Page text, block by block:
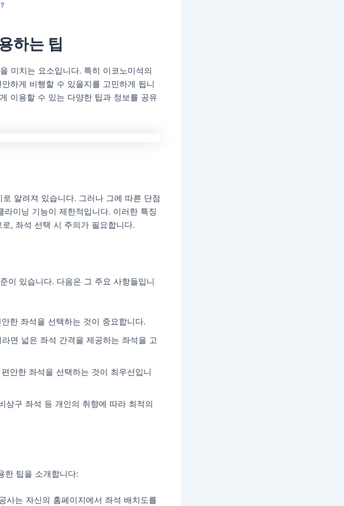
하는 팁
미치는 요소입니다. 특히 이코노미석의
하게 비행할 수 있을지를 고민하게 됩니
이용할 수 있는 다양한 팁과 정보를 공유
알려져 있습니다. 그러나 그에 따른 단점
이닝 기능이 제한적입니다. 이러한 특징
, 좌석 선택 시 주의가 필요합니다.
이 있습니다. 다음은 그 주요 사항들입니
한 좌석을 선택하는 것이 중요합니다.
면 넓은 좌석 간격을 제공하는 좌석을 고
안한 좌석을 선택하는 것이 최우선입니
상구 좌석 등 개인의 취향에 따라 최적의
한 팁을 소개합니다:
사는 자신의 홈페이지에서 좌석 배치도를